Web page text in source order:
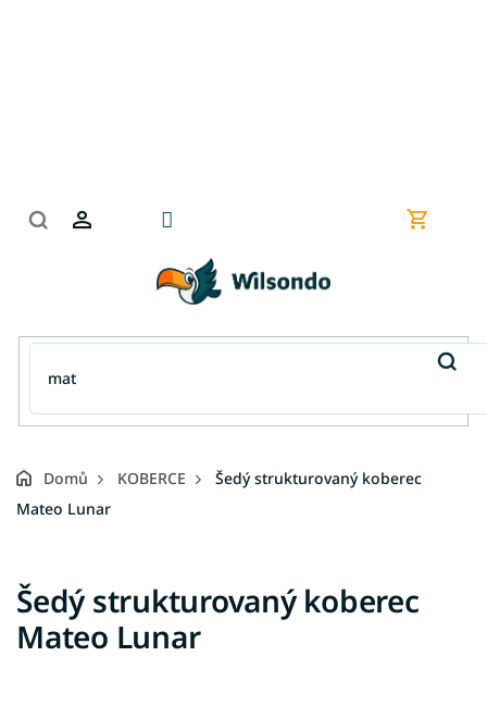
Nákupní
Domů KOBERCE
Šedý strukturovaný koberec
Mateo Lunar
Šedý strukturovaný koberec
Mateo Lunar